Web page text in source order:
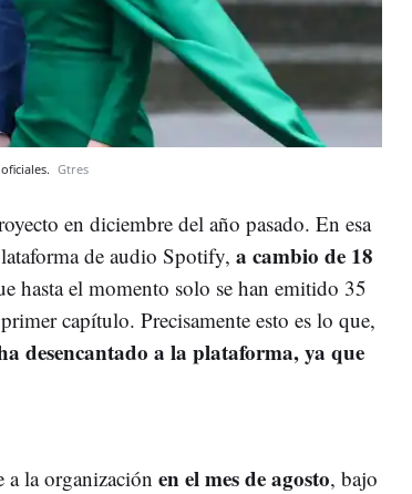
Gtres
en diciembre del año pasado. En esa
de audio Spotify, a cambio de 18
hasta el momento solo se han emitido 35
capítulo. Precisamente esto es lo que,
desencantado a la plataforma, ya que
a la organización en el mes de agosto, bajo